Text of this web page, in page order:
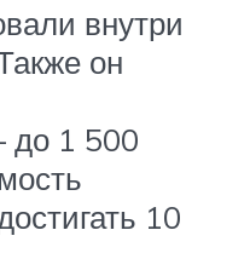
внутри
он
до 1 500
10